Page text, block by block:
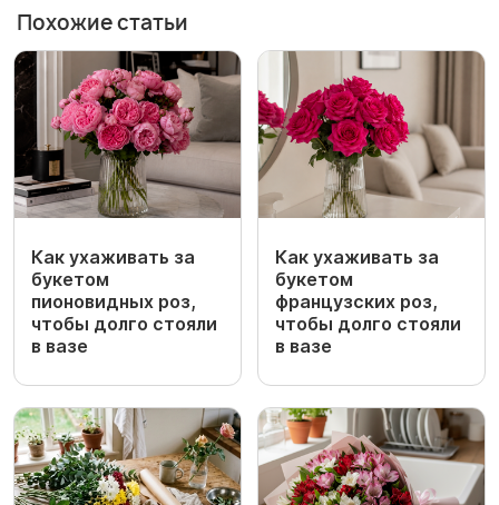
Похожие статьи
Как ухаживать за
букетом
пионовидных роз,
чтобы долго стояли
в вазе
Как ухаживать за
букетом
французских роз,
чтобы долго стояли
в вазе